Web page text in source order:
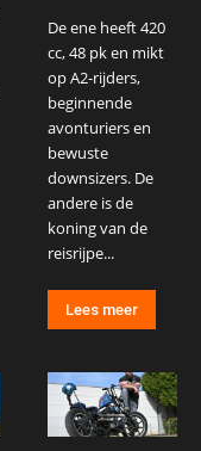
De ene heeft 420
cc, 48 pk en mikt
op A2-rijders,
beginnende
avonturiers en
bewuste
downsizers. De
andere is de
koning van de
reisrijpe...
Lees meer